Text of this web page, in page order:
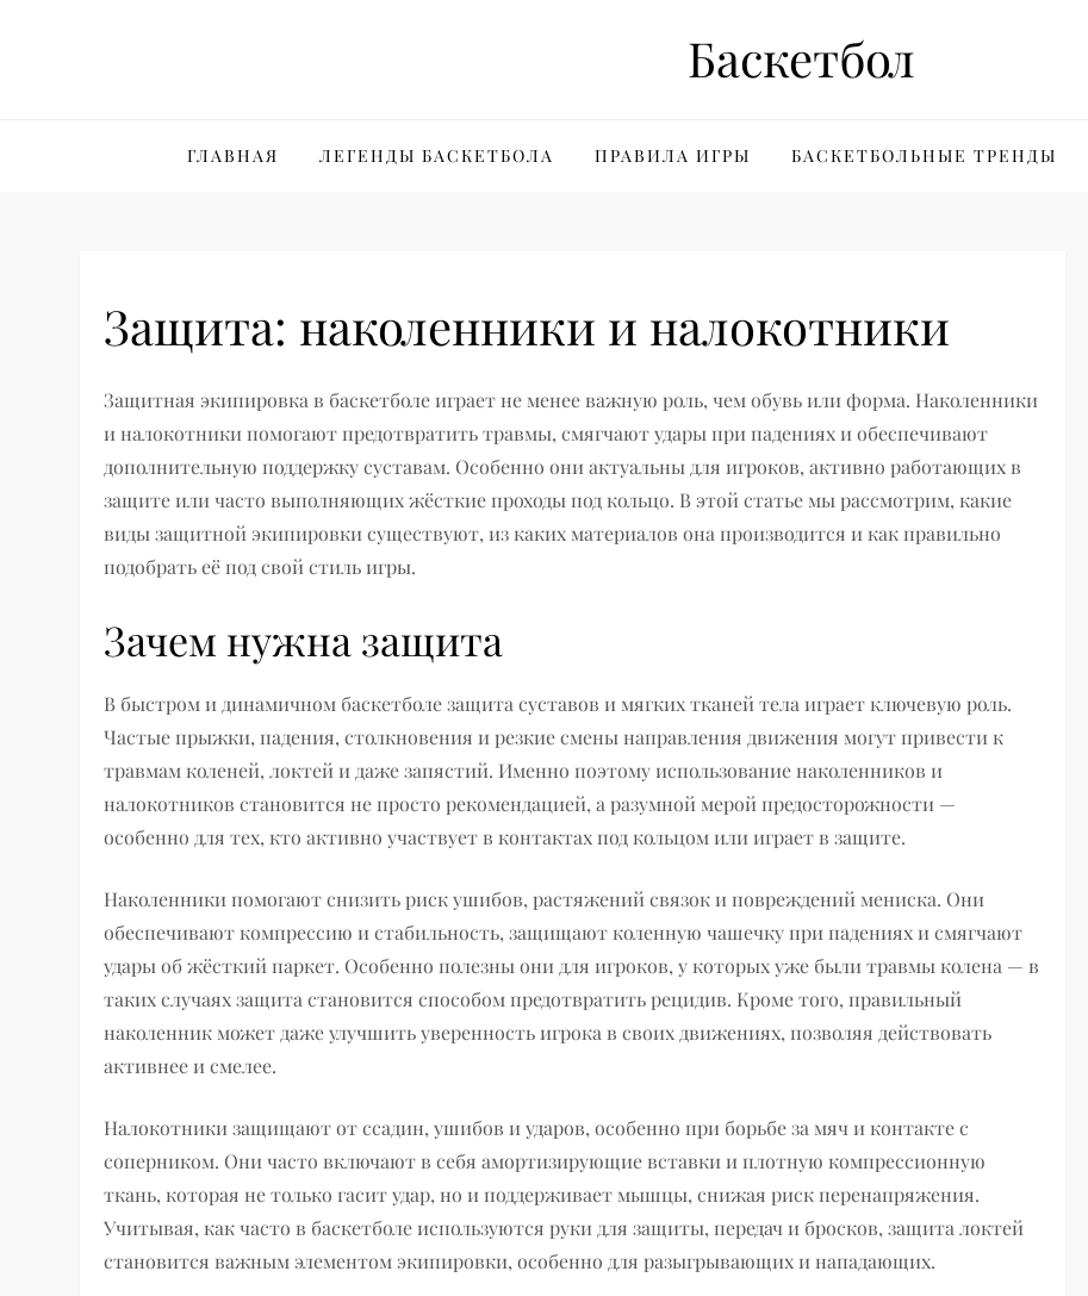
Баскетбол
ГЛАВНАЯ ЛЕГЕНДЫ БАСКЕТБОЛА ПРАВИЛА ИГРЫ БАСКЕТБОЛЬНЫЕ ТРЕНДЫ
Защита: наколенники и налокотники
Защитная экипировка в баскетболе играет не менее важную роль, чем обувь или форма. Наколенники
и налокотники помогают предотвратить травмы, смягчают удары при падениях и обеспечивают
дополнительную поддержку суставам. Особенно они актуальны для игроков, активно работающих в
защите или часто выполняющих жёсткие проходы под кольцо. В этой статье мы рассмотрим, какие
виды защитной экипировки существуют, из каких материалов она производится и как правильно
подобрать её под свой стиль игры.
Зачем нужна защита
В быстром и динамичном баскетболе защита суставов и мягких тканей тела играет ключевую роль.
Частые прыжки, падения, столкновения и резкие смены направления движения могут привести к
травмам коленей, локтей и даже запястий. Именно поэтому использование наколенников и
налокотников становится не просто рекомендацией, а разумной мерой предосторожности —
особенно для тех, кто активно участвует в контактах под кольцом или играет в защите.
Наколенники помогают снизить риск ушибов, растяжений связок и повреждений мениска. Они
обеспечивают компрессию и стабильность, защищают коленную чашечку при падениях и смягчают
удары об жёсткий паркет. Особенно полезны они для игроков, у которых уже были травмы колена — в
таких случаях защита становится способом предотвратить рецидив. Кроме того, правильный
наколенник может даже улучшить уверенность игрока в своих движениях, позволяя действовать
активнее и смелее.
Налокотники защищают от ссадин, ушибов и ударов, особенно при борьбе за мяч и контакте с
соперником. Они часто включают в себя амортизирующие вставки и плотную компрессионную
ткань, которая не только гасит удар, но и поддерживает мышцы, снижая риск перенапряжения.
Учитывая, как часто в баскетболе используются руки для защиты, передач и бросков, защита локтей
становится важным элементом экипировки, особенно для разыгрывающих и нападающих.